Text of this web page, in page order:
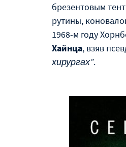
брезентовым
рутины,
1968-м году
Хайнца, взяв
хирургах”.